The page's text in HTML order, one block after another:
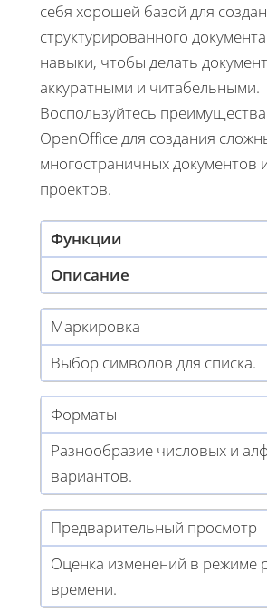
себя хорошей базой для
структурированного
навыки, чтобы делать
аккуратными и читабельными.
Воспользуйтесь
OpenOffice для создания
многостраничных документов
проектов.
Функции
Описание
Маркировка
Выбор символов для списка.
Форматы
Разнообразие числовых и
вариантов.
Предварительный просмотр
Оценка изменений в режиме
времени.